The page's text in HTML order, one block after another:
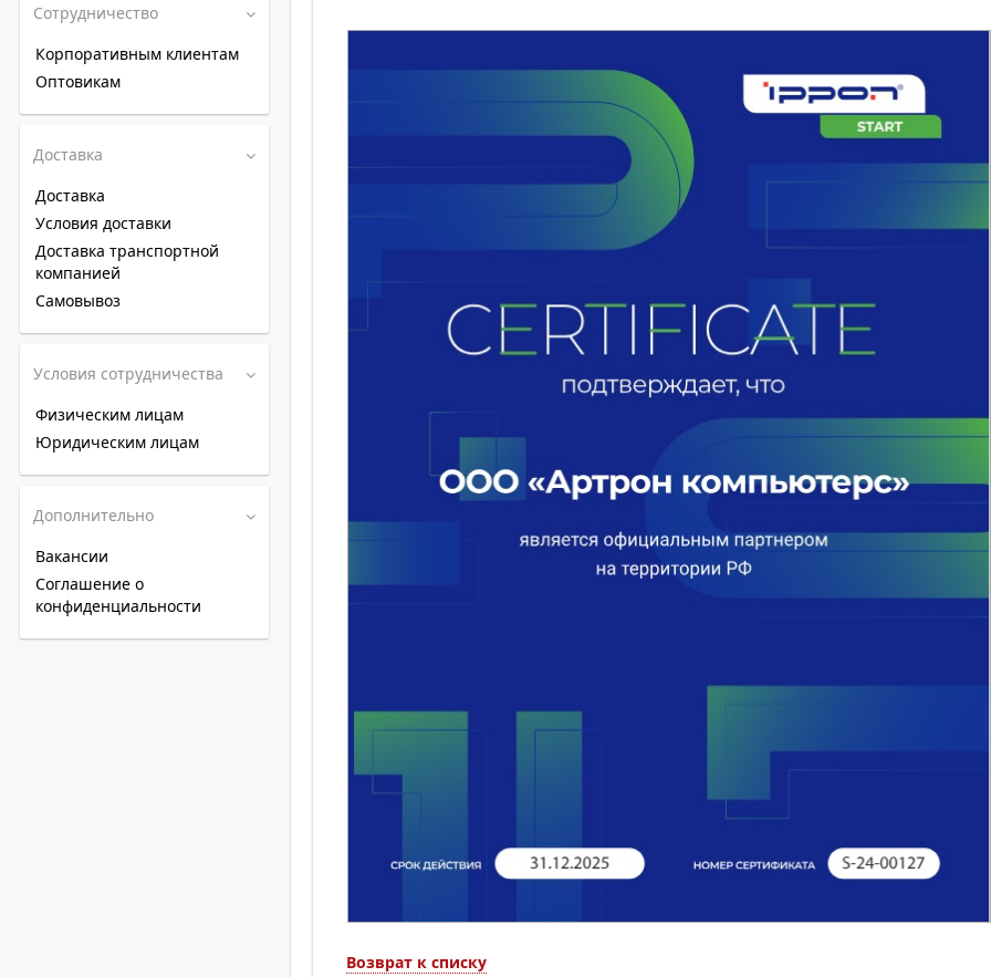
Сотрудничество
Корпоративным клиентам
Оптовикам
Доставка
Доставка
Условия доставки
Доставка транспортной
компанией
Самовывоз
Условия сотрудничества
Физическим лицам
Юридическим лицам
Дополнительно
Вакансии
Соглашение о
конфиденциальности
Возврат к списку